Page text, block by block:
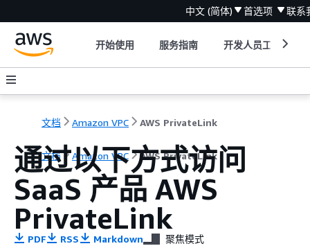
中文 (简体) 首选项 联系
开始使用 服务指南 开发人员工具
文档 Amazon VPC AWS PrivateLink
文档 Amazon VPC AWS PrivateLink
通过以下方式访问
SaaS 产品 AWS
PrivateLink
PDF RSS Markdown 聚焦模式